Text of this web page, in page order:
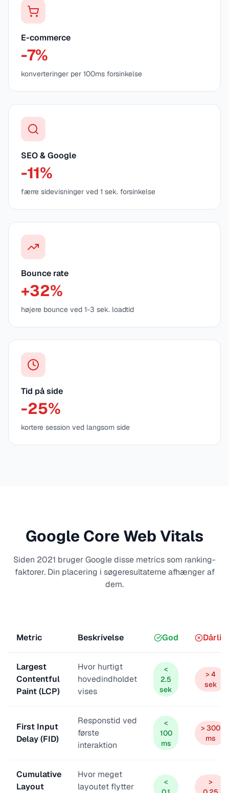
E-commerce
-7%
konverteringer per 100ms forsinkelse
SEO & Google
-11%
færre sidevisninger ved 1 sek. forsinkelse
Bounce rate
+32%
højere bounce ved 1-3 sek. loadtid
Tid på side
-25%
kortere session ved langsom side
Google Core Web Vitals
Siden 2021 bruger Google disse metrics som ranking-
faktorer. Din placering i søgeresultaterne afhænger af
dem.
Metric Beskrivelse God Dårlig
Largest
Contentful
Paint (LCP)
Hvor hurtigt
hovedindholdet
vises
<
2.5
sek
> 4
sek
First Input
Delay (FID)
Responstid ved
første
interaktion
<
100
ms
> 300
ms
Cumulative
Layout
Hvor meget
layoutet flytter
<
>